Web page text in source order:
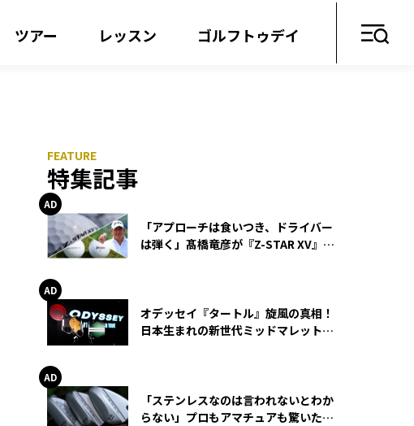
ツアー レッスン ゴルフトゥデイ
特集記事
「アプローチは食いつき、ドライバー
は弾く」髙橋竜彦が『Z-STAR XV』を
オデッセイ『タートル』旋風の真相！
日本生まれの新世代ミッドマレットが
「ステンレスなのは言われないとわか
らない」プロもアマチュアも驚いた